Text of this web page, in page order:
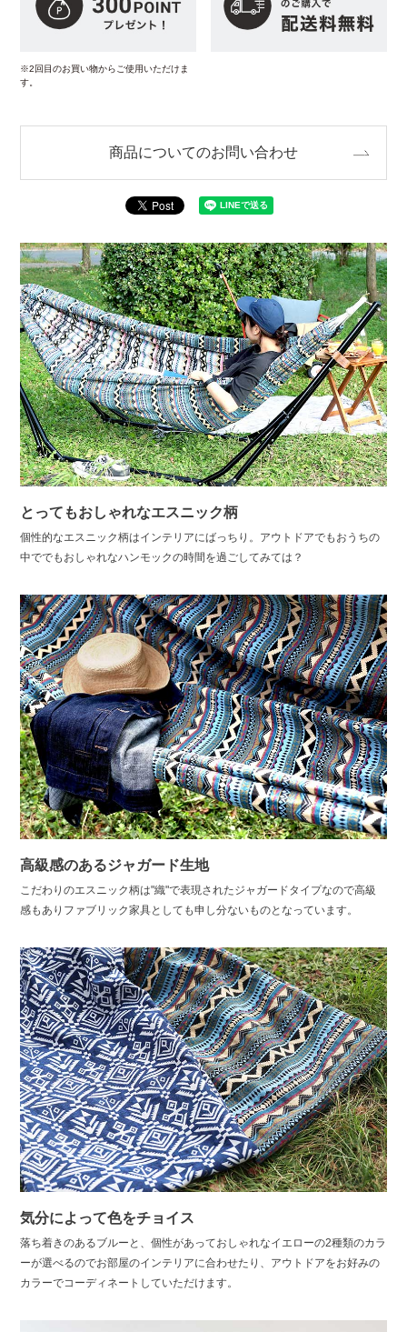
※2回目のお買い物からご使用いただけま
す。
商品についてのお問い合わせ
とってもおしゃれなエスニック柄
個性的なエスニック柄はインテリアにばっちり。アウトドアでもおうちの
中ででもおしゃれなハンモックの時間を過ごしてみては？
高級感のあるジャガード生地
こだわりのエスニック柄は"織"で表現されたジャガードタイプなので高級
感もありファブリック家具としても申し分ないものとなっています。
気分によって色をチョイス
落ち着きのあるブルーと、個性があっておしゃれなイエローの2種類のカラ
ーが選べるのでお部屋のインテリアに合わせたり、アウトドアをお好みの
カラーでコーディネートしていただけます。